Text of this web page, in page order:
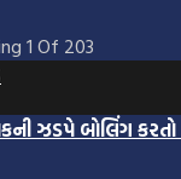
1 Of 203
ઝડપે બોલિંગ